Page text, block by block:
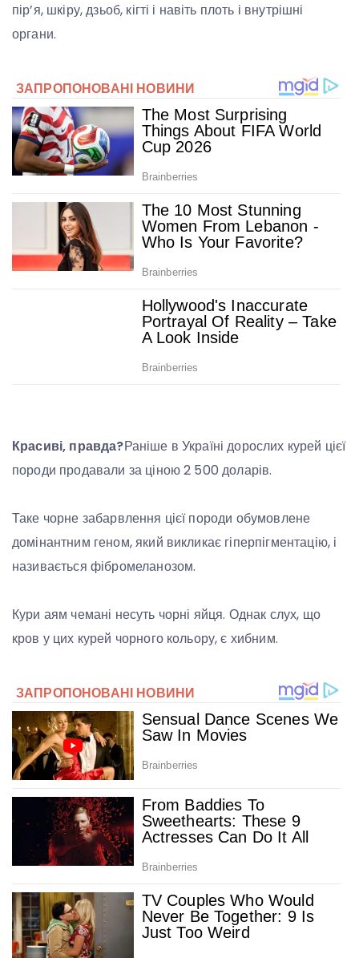
пір’я, шкіру, дзьоб, кігті і навіть плоть і внутрішні
органи.
Красиві, правда?Раніше в Україні дорослих курей цієї
породи продавали за ціною 2 500 доларів.
Таке чорне забарвлення цієї породи обумовлене
домінантним геном, який викликає гіперпігментацію, і
називається фібромеланозом.
Кури аям чемані несуть чорні яйця. Однак слух, що
кров у цих курей чорного кольору, є хибним.